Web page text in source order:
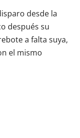
desde la
después su
a falta suya,
el mismo